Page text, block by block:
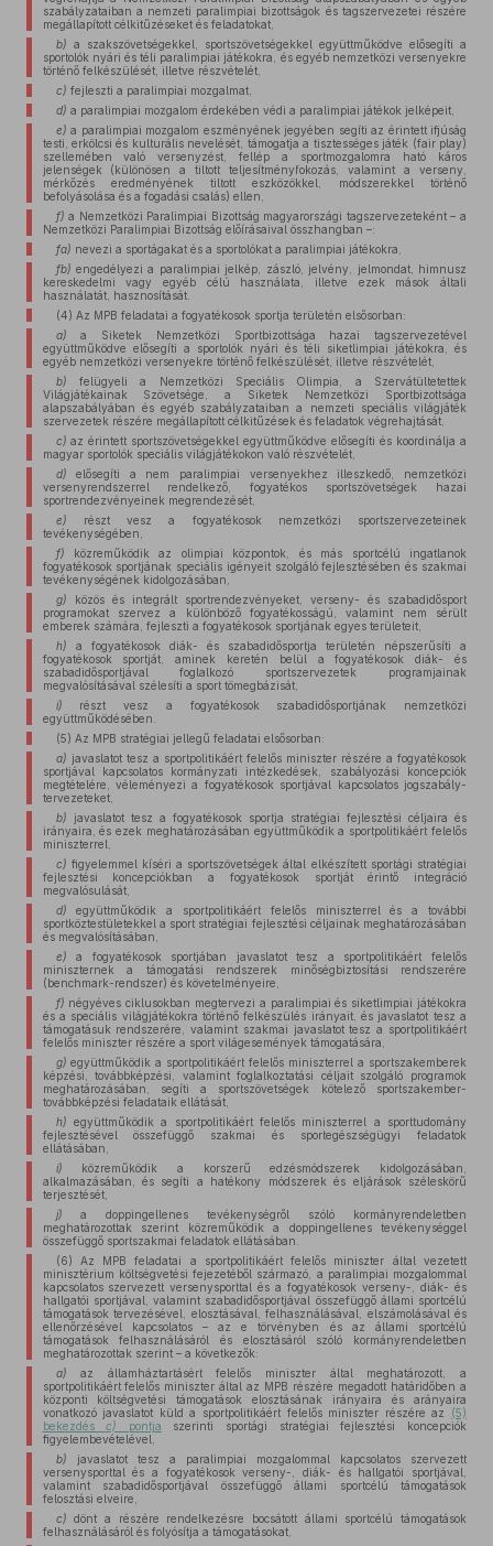
szabályzataiban a nemzeti paralimpiai bizottságok és tagszervezetei részére
megállapított célkitűzéseket és feladatokat,
b) a szakszövetségekkel, sportszövetségekkel együttműködve elősegíti a
sportolók nyári és téli paralimpiai játékokra, és egyéb nemzetközi versenyekre
történő felkészülését, illetve részvételét,
c) fejleszti a paralimpiai mozgalmat,
d) a paralimpiai mozgalom érdekében védi a paralimpiai játékok jelképeit,
e) a paralimpiai mozgalom eszményének jegyében segíti az érintett ifjúság
testi, erkölcsi és kulturális nevelését, támogatja a tisztességes játék (fair play)
szellemében való versenyzést, fellép a sportmozgalomra ható káros
jelenségek (különösen a tiltott teljesítményfokozás, valamint a verseny,
mérkőzés eredményének tiltott eszközökkel, módszerekkel történő
befolyásolása és a fogadási csalás) ellen,
f) a Nemzetközi Paralimpiai Bizottság magyarországi tagszervezeteként – a
Nemzetközi Paralimpiai Bizottság előírásaival összhangban –:
fa) nevezi a sportágakat és a sportolókat a paralimpiai játékokra,
fb) engedélyezi a paralimpiai jelkép, zászló, jelvény, jelmondat, himnusz
kereskedelmi vagy egyéb célú használata, illetve ezek mások általi
használatát, hasznosítását.
(4) Az MPB feladatai a fogyatékosok sportja területén elsősorban:
a) a Siketek Nemzetközi Sportbizottsága hazai tagszervezetével
együttműködve elősegíti a sportolók nyári és téli siketlimpiai játékokra, és
egyéb nemzetközi versenyekre történő felkészülését, illetve részvételét,
b) felügyeli a Nemzetközi Speciális Olimpia, a Szervátültetettek
Világjátékainak Szövetsége, a Siketek Nemzetközi Sportbizottsága
alapszabályában és egyéb szabályzataiban a nemzeti speciális világjáték
szervezetek részére megállapított célkitűzések és feladatok végrehajtását,
c) az érintett sportszövetségekkel együttműködve elősegíti és koordinálja a
magyar sportolók speciális világjátékokon való részvételét,
d) elősegíti a nem paralimpiai versenyekhez illeszkedő, nemzetközi
versenyrendszerrel rendelkező, fogyatékos sportszövetségek hazai
sportrendezvényeinek megrendezését,
e) részt vesz a fogyatékosok nemzetközi sportszervezeteinek
tevékenységében,
f) közreműködik az olimpiai központok, és más sportcélú ingatlanok
fogyatékosok sportjának speciális igényeit szolgáló fejlesztésében és szakmai
tevékenységének kidolgozásában,
g) közös és integrált sportrendezvényeket, verseny- és szabadidősport
programokat szervez a különböző fogyatékosságú, valamint nem sérült
emberek számára, fejleszti a fogyatékosok sportjának egyes területeit,
h) a fogyatékosok diák- és szabadidősportja területén népszerűsíti a
fogyatékosok sportját, aminek keretén belül a fogyatékosok diák- és
szabadidősportjával foglalkozó sportszervezetek programjainak
megvalósításával szélesíti a sport tömegbázisát,
i) részt vesz a fogyatékosok szabadidősportjának nemzetközi
együttműködésében.
(5) Az MPB stratégiai jellegű feladatai elsősorban:
a) javaslatot tesz a sportpolitikáért felelős miniszter részére a fogyatékosok
sportjával kapcsolatos kormányzati intézkedések, szabályozási koncepciók
megtételére, véleményezi a fogyatékosok sportjával kapcsolatos jogszabály-
tervezeteket,
b) javaslatot tesz a fogyatékosok sportja stratégiai fejlesztési céljaira és
irányaira, és ezek meghatározásában együttműködik a sportpolitikáért felelős
miniszterrel,
c) figyelemmel kíséri a sportszövetségek által elkészített sportági stratégiai
fejlesztési koncepciókban a fogyatékosok sportját érintő integráció
megvalósulását,
d) együttműködik a sportpolitikáért felelős miniszterrel és a további
sportköztestületekkel a sport stratégiai fejlesztési céljainak meghatározásában
és megvalósításában,
e) a fogyatékosok sportjában javaslatot tesz a sportpolitikáért felelős
miniszternek a támogatási rendszerek minőségbiztosítási rendszerére
(benchmark-rendszer) és követelményeire,
f) négyéves ciklusokban megtervezi a paralimpiai és siketlimpiai játékokra
és a speciális világjátékokra történő felkészülés irányait, és javaslatot tesz a
támogatásuk rendszerére, valamint szakmai javaslatot tesz a sportpolitikáért
felelős miniszter részére a sport világesemények támogatására,
g) együttműködik a sportpolitikáért felelős miniszterrel a sportszakemberek
képzési, továbbképzési, valamint foglalkoztatási céljait szolgáló programok
meghatározásában, segíti a sportszövetségek kötelező sportszakember-
továbbképzési feladataik ellátását,
h) együttműködik a sportpolitikáért felelős miniszterrel a sporttudomány
fejlesztésével összefüggő szakmai és sportegészségügyi feladatok
ellátásában,
i) közreműködik a korszerű edzésmódszerek kidolgozásában,
alkalmazásában, és segíti a hatékony módszerek és eljárások széleskörű
terjesztését,
j) a doppingellenes tevékenységről szóló kormányrendeletben
meghatározottak szerint közreműködik a doppingellenes tevékenységgel
összefüggő sportszakmai feladatok ellátásában.
(6) Az MPB feladatai a sportpolitikáért felelős miniszter által vezetett
minisztérium költségvetési fejezetéből származó, a paralimpiai mozgalommal
kapcsolatos szervezett versenysporttal és a fogyatékosok verseny-, diák- és
hallgatói sportjával, valamint szabadidősportjával összefüggő állami sportcélú
támogatások tervezésével, elosztásával, felhasználásával, elszámolásával és
ellenőrzésével kapcsolatos – az e törvényben és az állami sportcélú
támogatások felhasználásáról és elosztásáról szóló kormányrendeletben
meghatározottak szerint – a következők:
a) az államháztartásért felelős miniszter által meghatározott, a
sportpolitikáért felelős miniszter által az MPB részére megadott határidőben a
központi költségvetési támogatások elosztásának irányaira és arányaira
vonatkozó javaslatot küld a sportpolitikáért felelős miniszter részére az (5)
bekezdésc) pontja szerinti sportági stratégiai fejlesztési koncepciók
figyelembevételével,
b) javaslatot tesz a paralimpiai mozgalommal kapcsolatos szervezett
versenysporttal és a fogyatékosok verseny-, diák- és hallgatói sportjával,
valamint szabadidősportjával összefüggő állami sportcélú támogatások
felosztási elveire,
c) dönt a részére rendelkezésre bocsátott állami sportcélú támogatások
felhasználásáról és folyósítja a támogatásokat,